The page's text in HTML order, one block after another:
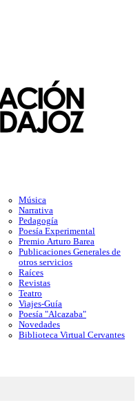
Música
Narrativa
Pedagogía
Poesía Experimental
Premio Arturo Barea
Publicaciones Generales de
otros servicios
Raíces
Revistas
Teatro
Viajes-Guía
Poesía "Alcazaba"
Novedades
Biblioteca Virtual Cervantes